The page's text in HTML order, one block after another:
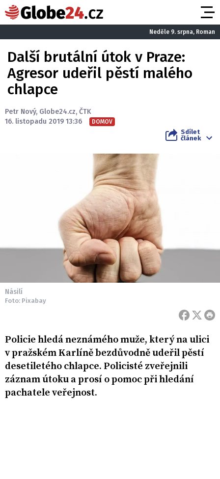
Neděle 9. srpna, Roman
Další brutální útok v Praze:
Agresor udeřil pěstí malého
chlapce
Petr Nový, Globe24.cz, ČTK
16. listopadu 2019 13:36
DOMOV
Sdílet
článek
Násilí
Foto: Pixabay
Policie hledá neznámého muže, který na ulici
v pražském Karlíně bezdůvodně udeřil pěstí
desetiletého chlapce. Policisté zveřejnili
záznam útoku a prosí o pomoc při hledání
pachatele veřejnost.